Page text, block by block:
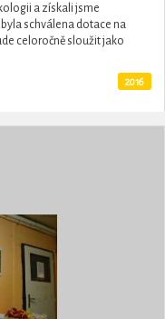
a získali jsme
schválena dotace na
celoročně sloužit jako
2016